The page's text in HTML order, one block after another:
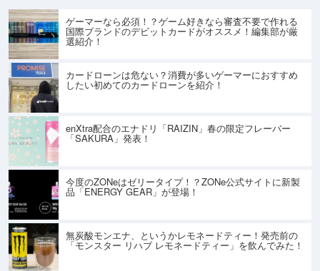
ゲーマーなら必須！？ゲーム好きなら審査不要で作れる
国際ブランドのデビットカードがオススメ！編集部が厳
選紹介！
カードローンは危ない？消費が多いゲーマーにおすすめ
したい初めてのカードローンを紹介！
enXtra配合のエナドリ「RAIZIN」春の限定フレーバー
「SAKURA」発表！
今度のZONeはゼリータイプ！？ZONe公式サイトに新製
品「ENERGY GEAR」が登場！
無炭酸モンエナ、というかレモネードティー！発売前の
「モンスター リハブ レモネードティー」を飲んでみた！